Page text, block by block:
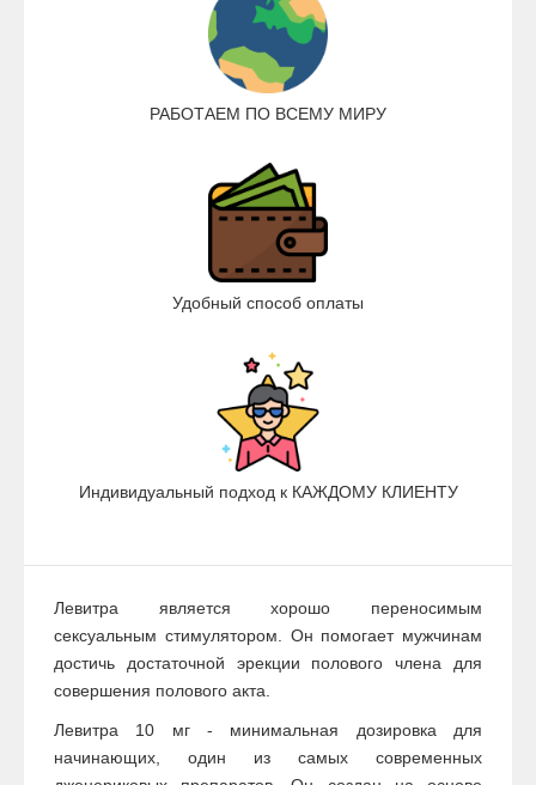
РАБОТАЕМ ПО ВСЕМУ МИРУ
Удобный способ оплаты
Индивидуальный подход к КАЖДОМУ КЛИЕНТУ
Левитра является хорошо переносимым
сексуальным стимулятором. Он помогает мужчинам
достичь достаточной эрекции полового члена для
совершения полового акта.
Левитра 10 мг - минимальная дозировка для
начинающих, один из самых современных